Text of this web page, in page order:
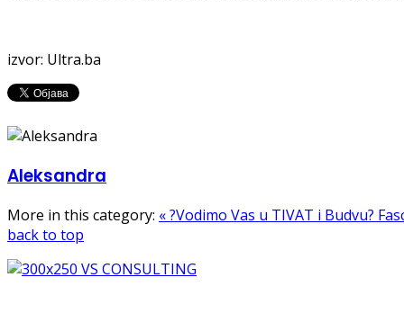
izvor: Ultra.ba
Aleksandra
More in this category: « ?Vodimo Vas u TIVAT i Budvu?
back to top